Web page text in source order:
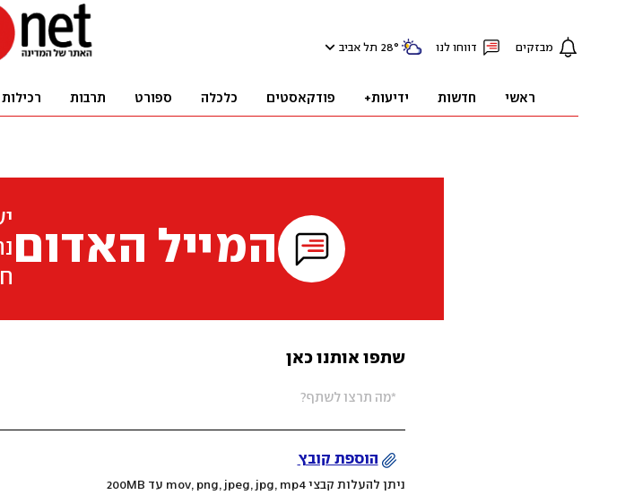
מבזקים דווחו לנו 28° תל אביב
ראשי חדשות ידיעות+ פודקאסטים כלכלה ספורט תרבות רכילות
המייל האדום
שתפו אותנו כאן
הוספת קובץ
ניתן להעלות קבצי mov, png, jpeg, jpg, mp4 עד 200MB